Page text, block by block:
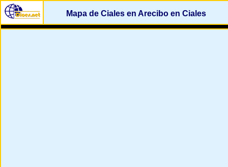
Mapa de Ciales en Arecibo en Ciales